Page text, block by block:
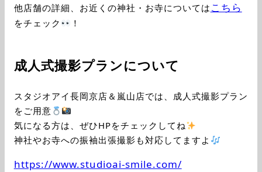
他店舗の詳細、お近くの神社・お寺については こちら
をチェック ！
成人式撮影プランについて
スタジオアイ長岡京店＆嵐山店では、成人式撮影プラン
をご用意
気になる方は、ぜひHPをチェックしてね
神社やお寺への振袖出張撮影も対応してますよ
https://www.studioai-smile.com/